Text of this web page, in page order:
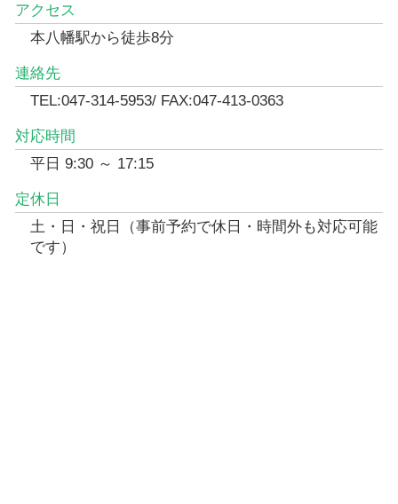
アクセス
本八幡駅から徒歩8分
連絡先
TEL:047-314-5953/ FAX:047-413-0363
対応時間
平日 9:30 ～ 17:15
定休日
土・日・祝日（事前予約で休日・時間外も対応可能
です）